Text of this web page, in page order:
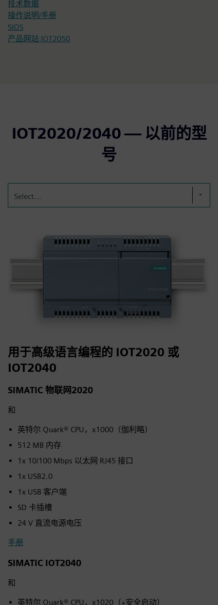
技术数据
操作说明/手册
SIOS
产品网站 IOT2050
IOT2020/2040 — 以前的型
号
Select...
用于高级语言编程的 IOT2020 或
IOT2040
SIMATIC 物联网2020
和
英特尔 Quark® CPU，x1000（伽利略）
512 MB 内存
1x 10/100 Mbps 以太网 RJ45 接口
1x USB2.0
1x USB 客户端
SD 卡插槽
24 V 直流电源电压
手册
SIMATIC IOT2040
和
英特尔 Quark® CPU，x1020（+安全启动）